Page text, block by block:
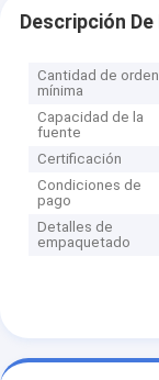
Descripción
Cantidad de orden
mínima
Capacidad de la
fuente
Certificación
Condiciones de
pago
Detalles de
empaquetado